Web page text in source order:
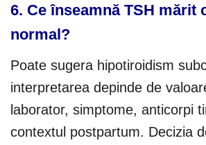
6. Ce înseamnă TSH mărit
normal?
Poate sugera hipotiroidism
interpretarea depinde de
laborator, simptome, anticorpi
contextul postpartum. Decizia